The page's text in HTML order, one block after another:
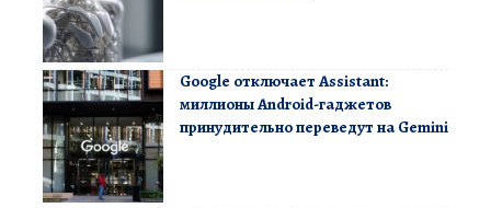
Google отключает Assistant:
миллионы Android-гаджетов
принудительно переведут на Gemini